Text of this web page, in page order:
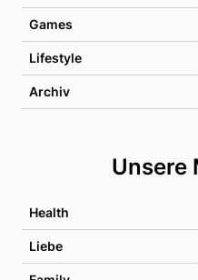
Games
Lifestyle
Archiv
Unsere
Health
Liebe